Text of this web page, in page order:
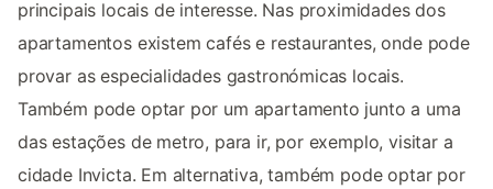
principais locais de interesse. Nas proximidades dos
apartamentos existem cafés e restaurantes, onde pode
provar as especialidades gastronómicas locais.
Também pode optar por um apartamento junto a uma
das estações de metro, para ir, por exemplo, visitar a
cidade Invicta. Em alternativa, também pode optar por